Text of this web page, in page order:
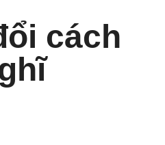
cách